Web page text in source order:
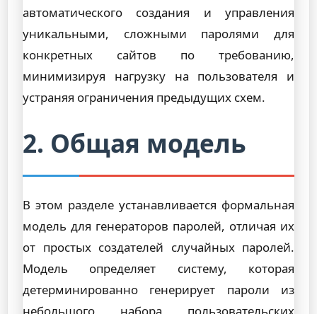
автоматического создания и управления
уникальными, сложными паролями для
конкретных сайтов по требованию,
минимизируя нагрузку на пользователя и
устраняя ограничения предыдущих схем.
2. Общая модель
В этом разделе устанавливается формальная
модель для генераторов паролей, отличая их
от простых создателей случайных паролей.
Модель определяет систему, которая
детерминированно генерирует пароли из